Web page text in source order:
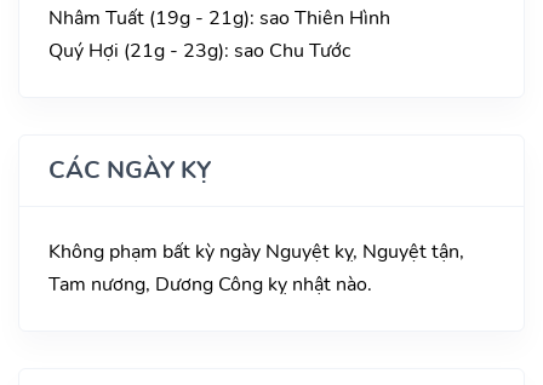
Nhâm Tuất (19g - 21g): sao Thiên Hình
Quý Hợi (21g - 23g): sao Chu Tước
CÁC NGÀY KỴ
Không phạm bất kỳ ngày Nguyệt kỵ, Nguyệt tận,
Tam nương, Dương Công kỵ nhật nào.